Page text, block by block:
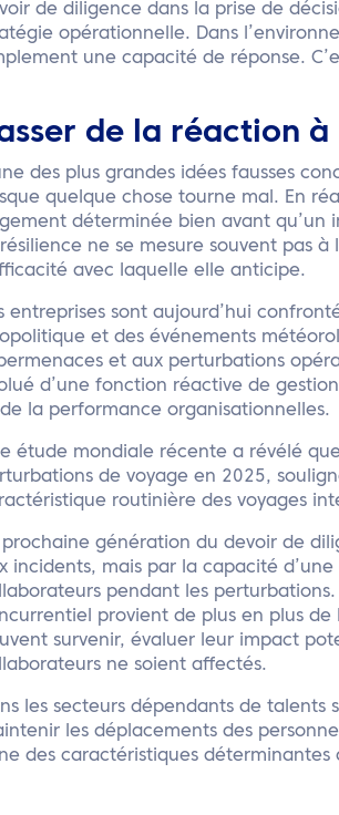
de diligence dans la prise de
opérationnelle. Dans
une capacité de réponse.
de la réaction
des plus grandes idées fausses
quelque chose tourne mal. En
déterminée bien avant
ne se mesure souvent pas
avec laquelle elle anticipe.
entreprises sont aujourd’hui
et des événements
et aux perturbations
d’une fonction réactive de
la performance organisationnelles.
étude mondiale récente a révélé
de voyage en 2025,
routinière des voyages
prochaine génération du devoir de
incidents, mais par la capacité
pendant les
provient de plus en plus
survenir, évaluer leur impact
ne soient affectés.
les secteurs dépendants de
les déplacements des
des caractéristiques